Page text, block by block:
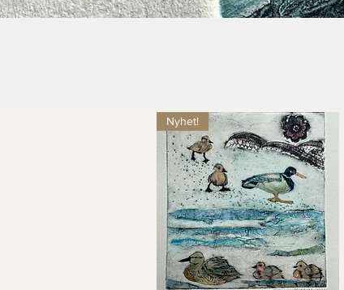
Nyhet!